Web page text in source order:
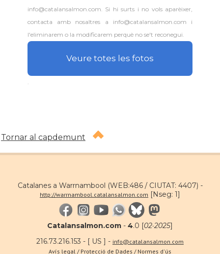
info@catalansalmon.com. Si hi surts i no vols aparèixer,
contacta amb nosaltres a info@catalansalmon.com i
l'eliminarem o la modificarem perquè no se't reconegui.
Veure totes les fotos
Tornar al capdemunt
Catalanes a Warrnambool (WEB:486 / CIUTAT: 4407) -
http://warrnambool.catalansalmon.com [Nseg: 1]
Catalansalmon.com - 4.0 [02·2025]
216.73.216.153 - [ US ] - info@catalansalmon.com
Avís legal / Protecció de Dades / Normes d'ús